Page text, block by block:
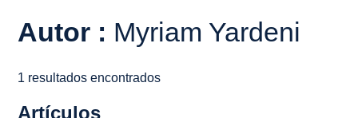
Autor : Myriam Yardeni
1 resultados encontrados
Artículos